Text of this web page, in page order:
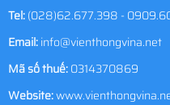
Tel:(028)62.677.398 -
Email:info@vienthongvina.net
Mã số thuế:0314370869
Website: